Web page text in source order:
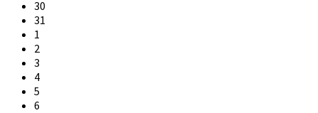
30
31
1
2
3
4
5
6